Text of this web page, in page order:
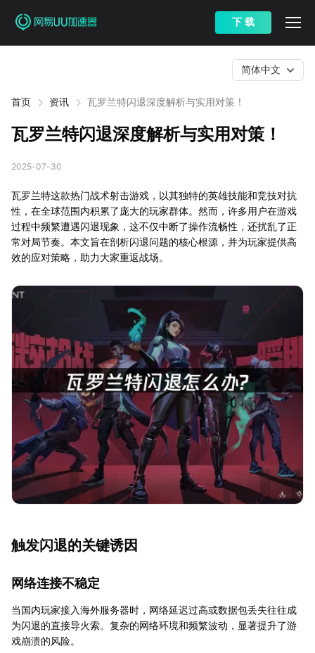
下 载
首页 资讯 瓦罗兰特闪退深度解析与实用对策！
简体中文
瓦罗兰特闪退深度解析与实用对策！
2025-07-30
瓦罗兰特这款热门战术射击游戏，以其独特的英雄技能和竞技对抗
性，在全球范围内积累了庞大的玩家群体。然而，许多用户在游戏
过程中频繁遭遇闪退现象，这不仅中断了操作流畅性，还扰乱了正
常对局节奏。本文旨在剖析闪退问题的核心根源，并为玩家提供高
效的应对策略，助力大家重返战场。
触发闪退的关键诱因
网络连接不稳定
当国内玩家接入海外服务器时，网络延迟过高或数据包丢失往往成
为闪退的直接导火索。复杂的网络环境和频繁波动，显著提升了游
戏崩溃的风险。